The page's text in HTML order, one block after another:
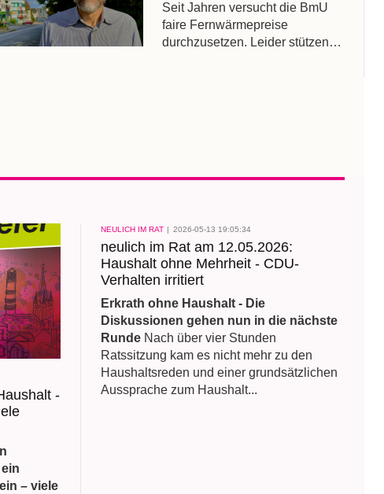
Abriss des
Seit Jahren versucht die BmU
faire Fernwärmepreise
durchzusetzen. Leider stützen
des Verbrauchsjahres 2024:
-
– viele
NEULICH IM RAT 2026-05-13 19:05:34
neulich im Rat am 12.05.2026:
Haushalt ohne Mehrheit - CDU-
Verhalten irritiert
Erkrath ohne Haushalt - Die
Diskussionen gehen nun in die nächste
RundeNach über vier Stunden
Ratssitzung kam es nicht mehr zu den
Haushaltsreden und einer grundsätzlichen
Aussprache zum Haushalt...